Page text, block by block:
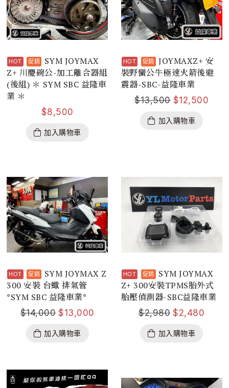
SYM JOYMAX
Z+ 川慶碗公-加工離合器組
(後組) ＊ SYM SBC 益隆車
業 ＊
$8,500
加入購物車
JOYMAXZ+ 安
裝野蠻公牛極速火箭後避
震器-SBC-益隆車業
$13,500 $12,500
加入購物車
SYM JOYMAX Z
300 安裝 台蠍 排氣管
*SYM SBC 益隆車業*
$14,000 $13,000
加入購物車
SYM JOYMAX
Z+ 300安裝TPMS胎外式
胎壓偵測器-SBC益隆車業
$2,980 $2,480
加入購物車